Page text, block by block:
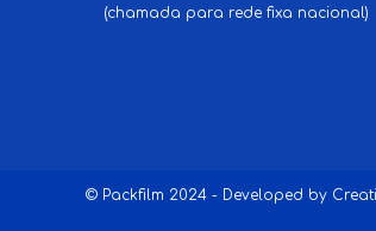
(chamada para rede fixa nacional)
© Packfilm 2024 - Developed by